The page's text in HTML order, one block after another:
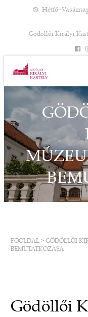
Gödöllői Királyi
FŐOLDAL > GÖDÖLLŐI
BEMUTATKOZÁSA
Gödöllői